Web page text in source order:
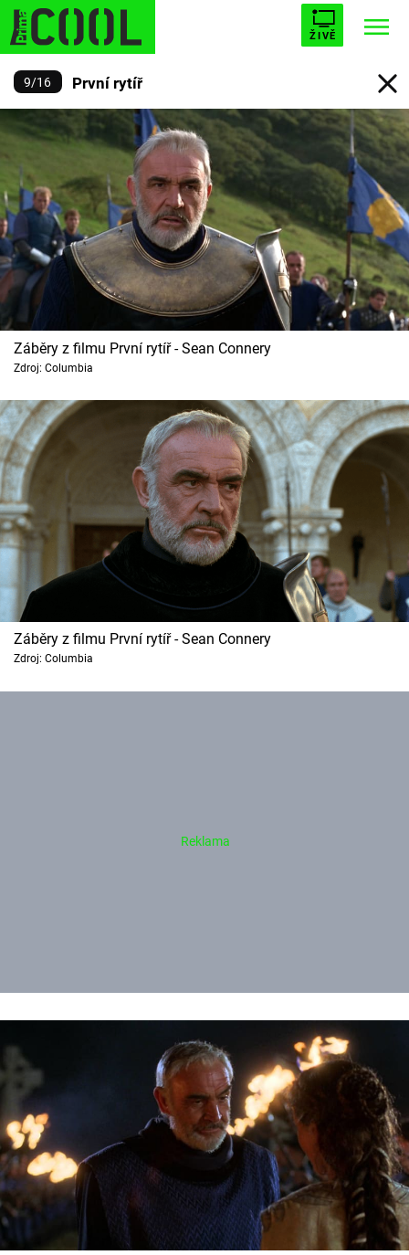
ŽIVĚ
Trendy: STARHOUSE
ESCAPE PLNEJ KOTEL AVENGERS 5
Témata
Filmy
Seriály
Cool Esport
Pořady
TV Program
Sledujte prima+
Přihlášení
9/16 První rytíř
Záběry z filmu První rytíř - Sean Connery
Zdroj: Columbia
Záběry z filmu První rytíř - Sean Connery
Zdroj: Columbia